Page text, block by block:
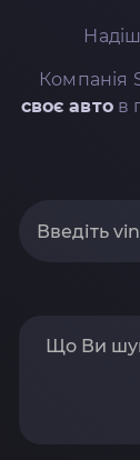
Компанія
своє автов